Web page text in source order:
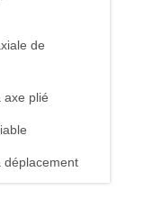
de
axe plié
déplacement